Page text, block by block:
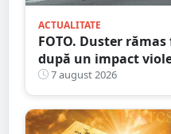
ACTUALITATE
FOTO. Duster
după un impact
implicarea unei
7 august 2026